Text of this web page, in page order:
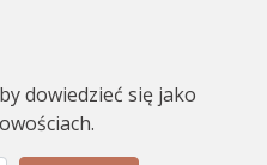
dowiedzieć się jako